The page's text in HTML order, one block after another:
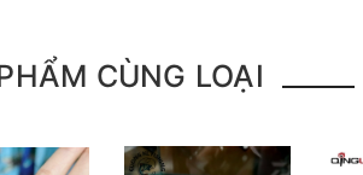
180 độ vô tư
CÙNG LOẠI